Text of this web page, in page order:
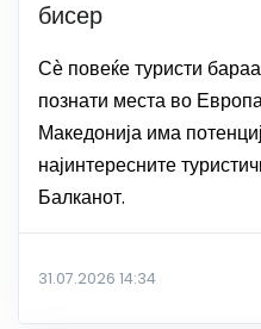
бисер
Сѐ повеќе туристи
познати места во
Македонија има
најинтересните
Балканот.
31.07.2026 14:34